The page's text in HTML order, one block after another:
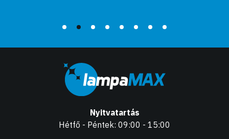
Nyitvatartás
Hétfő - Péntek: 09:00 - 15:00